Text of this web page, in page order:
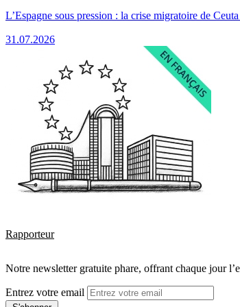
L’Espagne sous pression : la crise migratoire de
31.07.2026
Rapporteur
Notre newsletter gratuite phare, offrant chaque jour
Entrez votre email